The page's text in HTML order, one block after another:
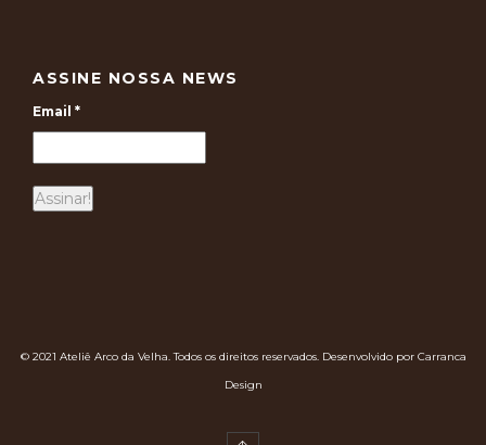
ASSINE NOSSA NEWS
Email *
© 2021 Ateliê Arco da Velha. Todos os direitos reservados. Desenvolvido por Carranca
Design